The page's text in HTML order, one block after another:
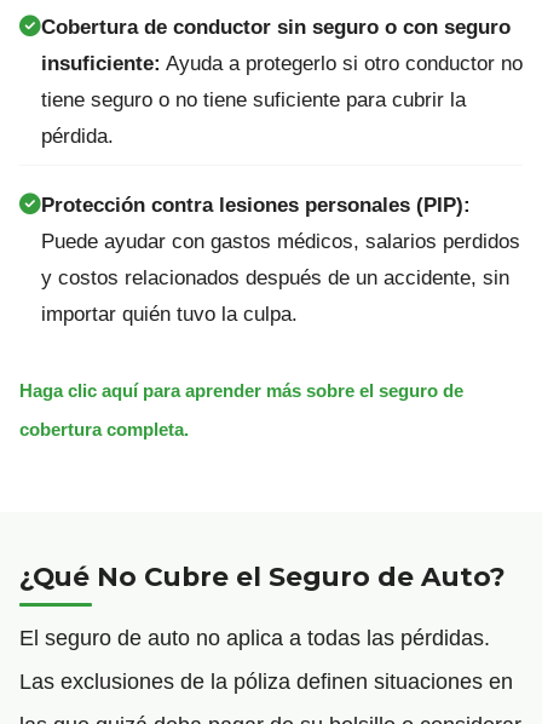
Cobertura de conductor sin seguro o con seguro
insuficiente: Ayuda a protegerlo si otro conductor no
tiene seguro o no tiene suficiente para cubrir la
pérdida.
Protección contra lesiones personales (PIP):
Puede ayudar con gastos médicos, salarios perdidos
y costos relacionados después de un accidente, sin
importar quién tuvo la culpa.
Haga clic aquí para aprender más sobre el seguro de
cobertura completa.
¿Qué No Cubre el Seguro de Auto?
El seguro de auto no aplica a todas las pérdidas.
Las exclusiones de la póliza definen situaciones en